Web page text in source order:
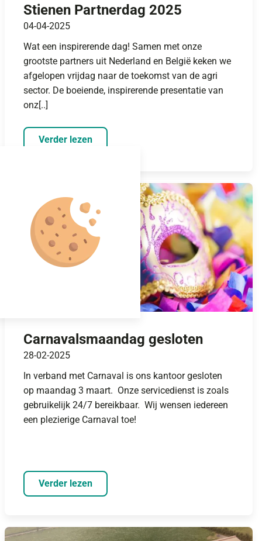
Stienen Partnerdag 2025
04-04-2025
Wat een inspirerende dag! Samen met onze
grootste partners uit Nederland en België keken we
afgelopen vrijdag naar de toekomst van de agri
sector. De boeiende, inspirerende presentatie van
onz[..]
Verder lezen
Carnavalsmaandag gesloten
28-02-2025
In verband met Carnaval is ons kantoor gesloten
op maandag 3 maart. Onze servicedienst is zoals
gebruikelijk 24/7 bereikbaar. Wij wensen iedereen
een plezierige Carnaval toe!
Verder lezen